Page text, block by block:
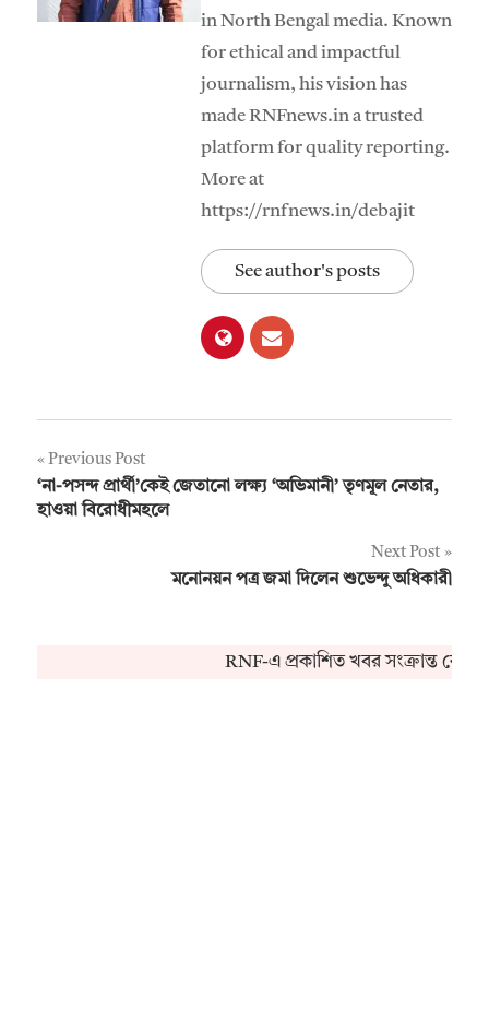
in North Bengal media. Known
for ethical and impactful
journalism, his vision has
made RNFnews.in a trusted
platform for quality reporting.
More at
https://rnfnews.in/debajit
See author's posts
Post
navigation
Previous Post
‘না-পসন্দ প্রার্থী’কেই জেতানো লক্ষ্য ‘অভিমানী’ তৃণমূল নেতার,
হাওয়া বিরোধীমহলে
Next Post
মনোনয়ন পত্র জমা দিলেন শুভেন্দু অধিকারী
RNF-এ প্রকাশিত খবর সংক্রান্ত